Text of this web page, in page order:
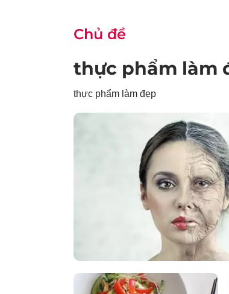
Chủ đề
thực phẩm làm
thực phẩm làm đẹp